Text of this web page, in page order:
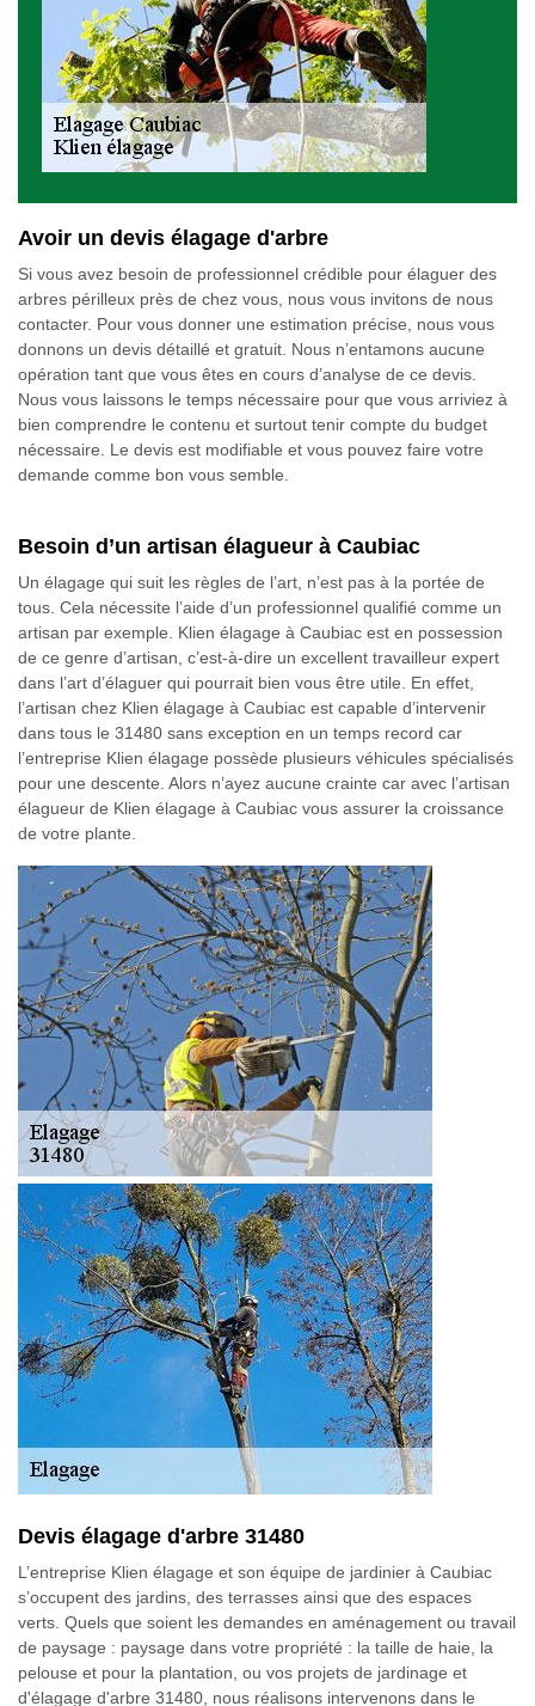
Avoir un devis élagage d'arbre
Si vous avez besoin de professionnel crédible pour élaguer des
arbres périlleux près de chez vous, nous vous invitons de nous
contacter. Pour vous donner une estimation précise, nous vous
donnons un devis détaillé et gratuit. Nous n’entamons aucune
opération tant que vous êtes en cours d’analyse de ce devis.
Nous vous laissons le temps nécessaire pour que vous arriviez à
bien comprendre le contenu et surtout tenir compte du budget
nécessaire. Le devis est modifiable et vous pouvez faire votre
demande comme bon vous semble.
Besoin d’un artisan élagueur à Caubiac
Un élagage qui suit les règles de l’art, n’est pas à la portée de
tous. Cela nécessite l’aide d’un professionnel qualifié comme un
artisan par exemple. Klien élagage à Caubiac est en possession
de ce genre d’artisan, c’est-à-dire un excellent travailleur expert
dans l’art d’élaguer qui pourrait bien vous être utile. En effet,
l’artisan chez Klien élagage à Caubiac est capable d’intervenir
dans tous le 31480 sans exception en un temps record car
l’entreprise Klien élagage possède plusieurs véhicules spécialisés
pour une descente. Alors n’ayez aucune crainte car avec l’artisan
élagueur de Klien élagage à Caubiac vous assurer la croissance
de votre plante.
Devis élagage d'arbre 31480
L’entreprise Klien élagage et son équipe de jardinier à Caubiac
s’occupent des jardins, des terrasses ainsi que des espaces
verts. Quels que soient les demandes en aménagement ou travail
de paysage : paysage dans votre propriété : la taille de haie, la
pelouse et pour la plantation, ou vos projets de jardinage et
d'élagage d'arbre 31480, nous réalisons intervenons dans le